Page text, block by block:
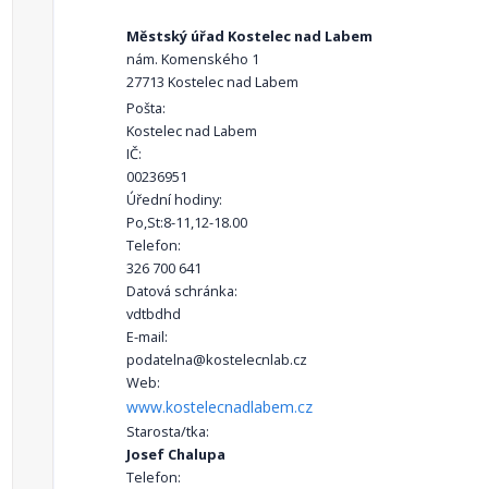
Městský úřad Kostelec nad Labem
nám. Komenského 1
27713 Kostelec nad Labem
Pošta:
Kostelec nad Labem
IČ:
00236951
Úřední hodiny:
Po,St:8-11,12-18.00
Telefon:
326 700 641
Datová schránka:
vdtbdhd
E-mail:
podatelna@kostelecnlab.cz
Web:
www.kostelecnadlabem.cz
Starosta/tka:
Josef Chalupa
Telefon: